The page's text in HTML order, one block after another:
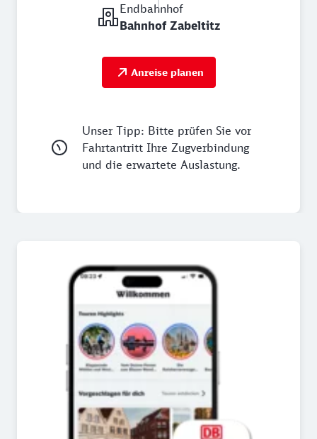
Endbahnhof
Bahnhof Zabeltitz
Anreise planen
Unser Tipp: Bitte prüfen Sie vor
Fahrtantritt Ihre Zugverbindung
und die erwartete Auslastung.